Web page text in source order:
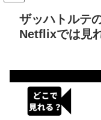
ザッハトルテ
Netflixでは見